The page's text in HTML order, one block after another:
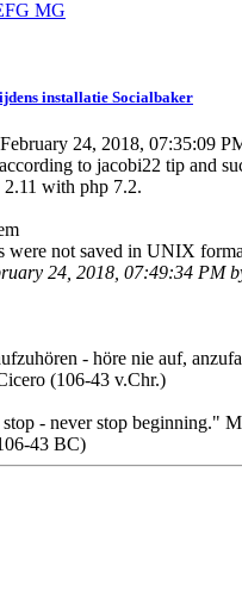
installatie Socialbaker
February 24, 2018, 07:35:09
to jacobi22 tip and
with php 7.2.
were not saved in UNIX
24, 2018, 07:49:34 PM
- höre nie auf,
(106-43 v.Chr.)
- never stop beginning."
43 BC)